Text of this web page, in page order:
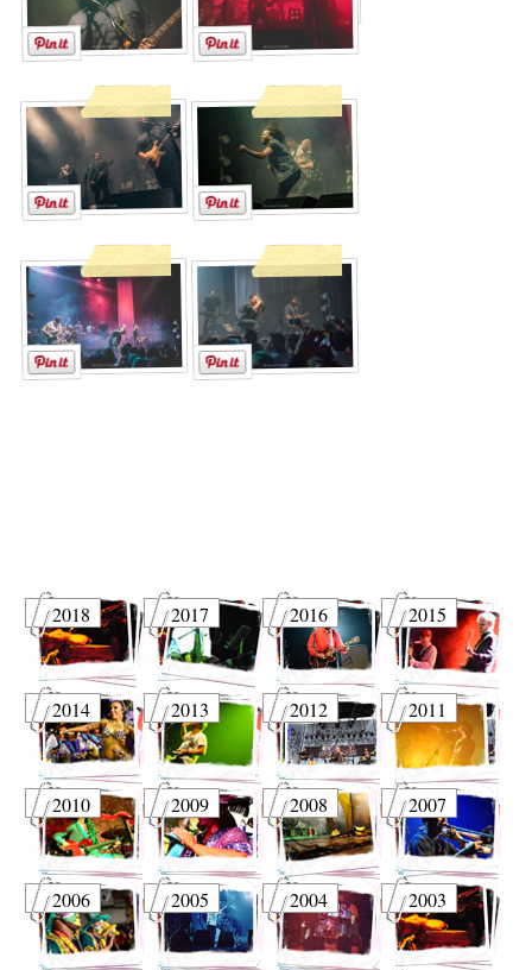
2018 2017 2016 2015
2014 2013 2012 2011
2010 2009 2008 2007
2006 2005 2004 2003